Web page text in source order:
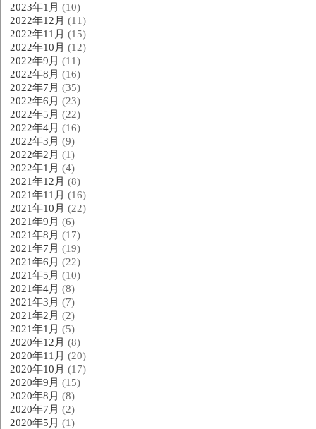
2023年1月 (10)
2022年12月 (11)
2022年11月 (15)
2022年10月 (12)
2022年9月 (11)
2022年8月 (16)
2022年7月 (35)
2022年6月 (23)
2022年5月 (22)
2022年4月 (16)
2022年3月 (9)
2022年2月 (1)
2022年1月 (4)
2021年12月 (8)
2021年11月 (16)
2021年10月 (22)
2021年9月 (6)
2021年8月 (17)
2021年7月 (19)
2021年6月 (22)
2021年5月 (10)
2021年4月 (8)
2021年3月 (7)
2021年2月 (2)
2021年1月 (5)
2020年12月 (8)
2020年11月 (20)
2020年10月 (17)
2020年9月 (15)
2020年8月 (8)
2020年7月 (2)
2020年5月 (1)